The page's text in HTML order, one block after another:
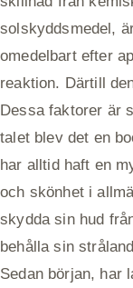
solskyddsmedel,
omedelbart efter
reaktion. Därtill
Dessa faktorer är
talet blev det en
har alltid haft en
och skönhet i
skydda sin hud
behålla sin
Sedan början, har